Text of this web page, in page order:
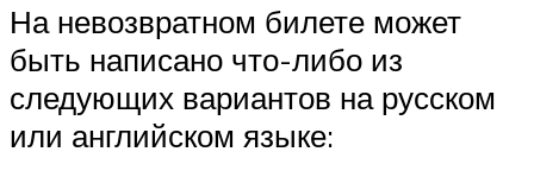
На невозвратном билете может
быть написано что-либо из
следующих вариантов на русском
или английском языке: